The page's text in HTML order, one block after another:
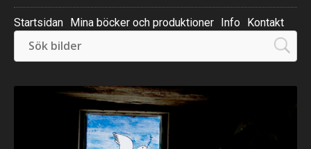
Startsidan Mina böcker och produktioner Info Kontakt
Beställ: Kalender 2025